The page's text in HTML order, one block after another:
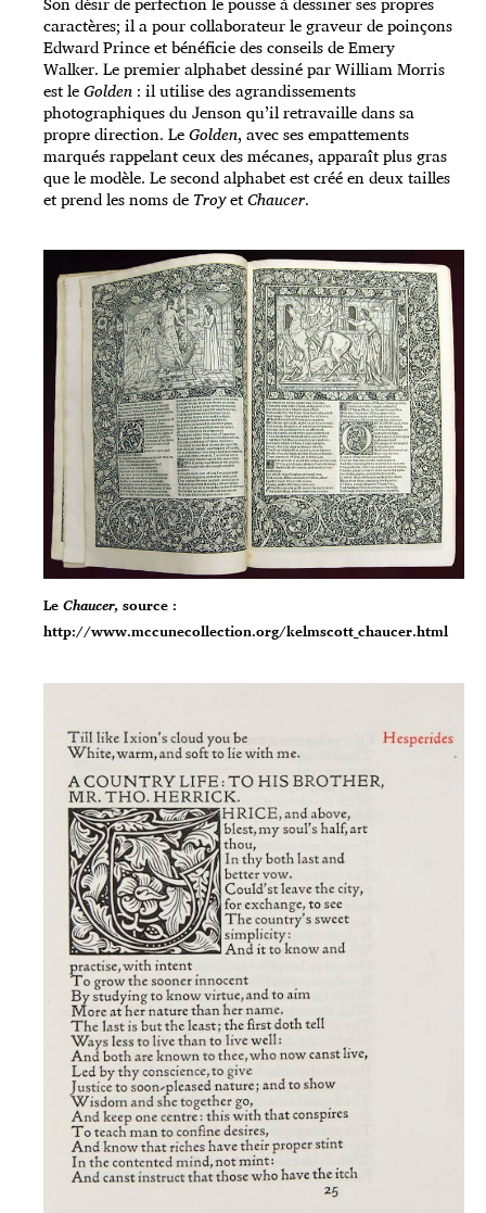
caractères; il a pour collaborateur le graveur de poinçons
Edward Prince et bénéficie des conseils de Emery
Walker. Le premier alphabet dessiné par William Morris
est leGolden : il utilise des agrandissements
photographiques du Jenson qu’il retravaille dans sa
propre direction. LeGolden, avec ses empattements
marqués rappelant ceux des mécanes, apparaît plus gras
que le modèle. Le second alphabet est créé en deux tailles
et prend les noms de TroyetChaucer.
LeChaucer, source :
http://www.mccunecollection.org/kelmscott_chaucer.html